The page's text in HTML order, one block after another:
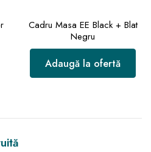
Cadru Masa EE Black + Blat
Negru
Adaugă la ofertă